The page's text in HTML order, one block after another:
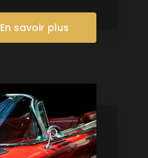
En savoir plus